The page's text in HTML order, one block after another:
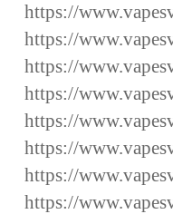
https://
https://
https://
https://
https://
https://
https://
https://